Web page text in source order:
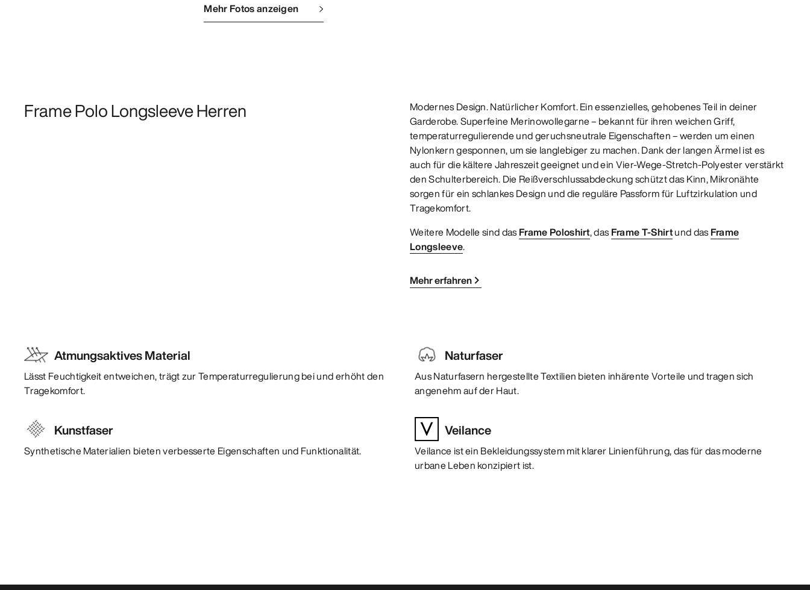
Mehr Fotos anzeigen
Frame Polo Longsleeve Herren
Modernes Design. Natürlicher Komfort. Ein essenzielles, gehobenes Teil in deiner
Garderobe. Superfeine Merinowollegarne – bekannt für ihren weichen Griff,
temperaturregulierende und geruchsneutrale Eigenschaften – werden um einen
Nylonkern gesponnen, um sie langlebiger zu machen. Dank der langen Ärmel ist es
auch für die kältere Jahreszeit geeignet und ein Vier-Wege-Stretch-Polyester verstärkt
den Schulterbereich. Die Reißverschlussabdeckung schützt das Kinn, Mikronähte
sorgen für ein schlankes Design und die reguläre Passform für Luftzirkulation und
Tragekomfort.
Weitere Modelle sind dasFrame Poloshirt, dasFrame T-Shirtund dasFrame
Longsleeve.
Mehr erfahren
Atmungsaktives Material
Lässt Feuchtigkeit entweichen, trägt zur Temperaturregulierung bei und erhöht den
Tragekomfort.
Naturfaser
Aus Naturfasern hergestellte Textilien bieten inhärente Vorteile und tragen sich
angenehm auf der Haut.
Kunstfaser
Synthetische Materialien bieten verbesserte Eigenschaften und Funktionalität.
Veilance
Veilance ist ein Bekleidungssystem mit klarer Linienführung, das für das moderne
urbane Leben konzipiert ist.